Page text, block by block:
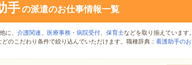
手の派遣のお仕事情報一覧
に、 介護関連、 医療事務・病院受付、 保育士などを取り揃えています。
どのこだわり条件で絞り込んでいただけます。職種辞典： 看護助手のお